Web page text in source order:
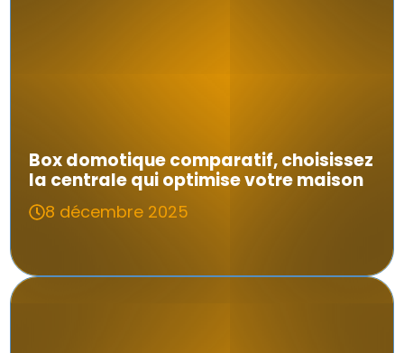
Box domotique comparatif, choisissez
la centrale qui optimise votre maison
8 décembre 2025